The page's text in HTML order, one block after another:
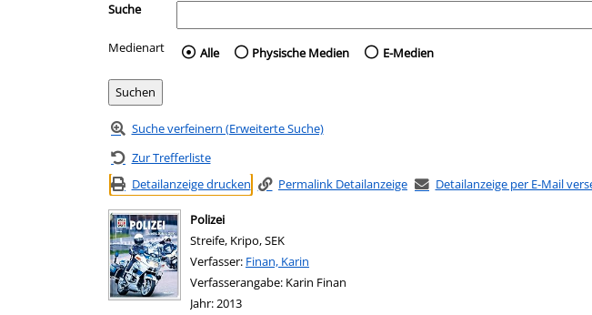
Suche
Medienart Wählen Sie die Medienart nach der Sie suchen
Alle Physische Medien E-Medien
Suche verfeinern (Erweiterte Suche)
Zur Trefferliste
Detailanzeige drucken
Permalink Detailanzeige Detailanzeige per E-Mail
Polizei
Streife, Kripo, SEK
Verfasser: Suche nach diesem Verfasser
Finan, Karin
Verfasserangabe: Karin Finan
Jahr:2013